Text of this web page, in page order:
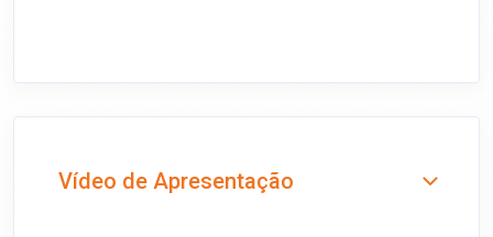
Vídeo de Apresentação